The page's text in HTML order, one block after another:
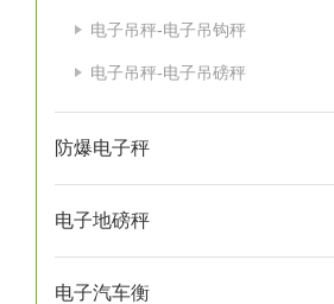
电子吊秤-电子吊钩秤
电子吊秤-电子吊磅秤
防爆电子秤
电子地磅秤
电子汽车衡